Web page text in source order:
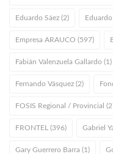
Eduardo Sáez (2) Eduardo
Empresa ARAUCO (597)
Fabián Valenzuela Gallardo (1)
Fernando Vásquez (2)
FOSIS Regional / Provincial
FRONTEL (396) Gabriel
Gary Guerrero Barra (1)